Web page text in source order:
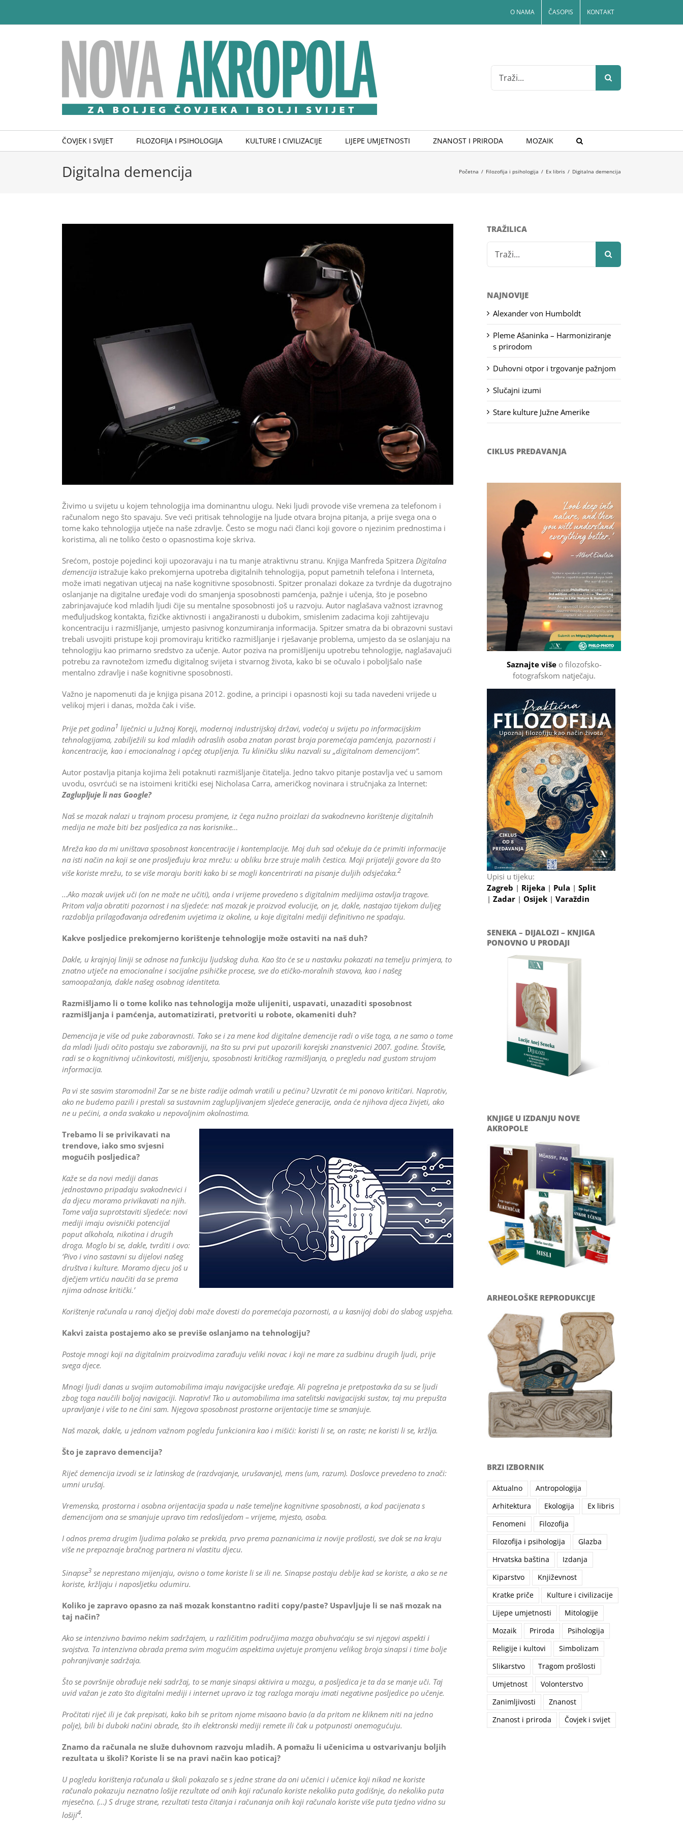
content
O NAMA ČASOPIS KONTAKT
Search
for:
ČOVJEK I SVIJET FILOZOFIJA I PSIHOLOGIJA KULTURE I CIVILIZACIJE LIJEPE UMJETNOSTI ZNANOST I PRIRODA MOZAIK
Digitalna demencija Početna / Filozofija i psihologija / Ex libris / Digitalna demencija
Živimo u svijetu u kojem tehnologija ima dominantnu ulogu. Neki ljudi provode više vremena za telefonom i
računalom nego što spavaju. Sve veći pritisak tehnologije na ljude otvara brojna pitanja, a prije svega ona o
tome kako tehnologija utječe na naše zdravlje. Često se mogu naći članci koji govore o njezinim prednostima i
koristima, ali ne toliko često o opasnostima koje skriva.
Srećom, postoje pojedinci koji upozoravaju i na tu manje atraktivnu stranu. Knjiga Manfreda Spitzera Digitalna
demencija istražuje kako prekomjerna upotreba digitalnih tehnologija, poput pametnih telefona i Interneta,
može imati negativan utjecaj na naše kognitivne sposobnosti. Spitzer pronalazi dokaze za tvrdnje da dugotrajno
oslanjanje na digitalne uređaje vodi do smanjenja sposobnosti pamćenja, pažnje i učenja, što je posebno
zabrinjavajuće kod mladih ljudi čije su mentalne sposobnosti još u razvoju. Autor naglašava važnost izravnog
međuljudskog kontakta, fizičke aktivnosti i angažiranosti u dubokim, smislenim zadacima koji zahtijevaju
koncentraciju i razmišljanje, umjesto pasivnog konzumiranja informacija. Spitzer smatra da bi obrazovni sustavi
trebali usvojiti pristupe koji promoviraju kritičko razmišljanje i rješavanje problema, umjesto da se oslanjaju na
tehnologiju kao primarno sredstvo za učenje. Autor poziva na promišljeniju upotrebu tehnologije, naglašavajući
potrebu za ravnotežom između digitalnog svijeta i stvarnog života, kako bi se očuvalo i poboljšalo naše
mentalno zdravlje i naše kognitivne sposobnosti.
Važno je napomenuti da je knjiga pisana 2012. godine, a principi i opasnosti koji su tada navedeni vrije­de u
velikoj mjeri i danas, možda čak i više.
Prije pet godina1 liječnici u Južnoj Koreji, modernoj industrijskoj državi, vodećoj u svijetu po informacijskim
tehnologijama, zabilježili su kod mladih odraslih osoba znatan porast broja poremećaja pamćenja, pozornosti i
koncentracije, kao i emocionalnog i općeg otupljenja. Tu kliničku sliku nazvali su „digitalnom demencijom“.
Autor postavlja pitanja kojima želi potaknuti razmišljanje čitatelja. Jedno takvo pitanje postavlja već u samom
uvodu, osvrćući se na istoimeni kritički esej Nicholasa Carra, američkog novinara i stručnjaka za Internet:
Zaglupljuje li nas Google?
Naš se mozak nalazi u trajnom procesu promjene, iz čega nužno proizlazi da svakodnevno korištenje digitalnih
medija ne može biti bez posljedica za nas korisnike…
Mreža kao da mi uništava sposobnost koncentracije i kontemplacije. Moj duh sad očekuje da će primiti informacije
na isti način na koji se one prosljeđuju kroz mrežu: u obliku brze struje malih čestica. Moji prijatelji govore da što
više koriste mrežu, to se više moraju boriti kako bi se mogli koncentrirati na pisanje duljih odsječaka.2
…Ako mozak uvijek uči (on ne može ne učiti), onda i vrijeme provedeno s digitalnim medijima ostavlja tragove.
Pritom valja obratiti pozornost i na sljedeće: naš mozak je proizvod evolucije, on je, dakle, nastajao tijekom duljeg
razdoblja prilagođavanja određenim uvjetima iz okoline, u koje digitalni mediji definitivno ne spadaju.
Kakve posljedice prekomjerno korištenje tehnologije može ostaviti na naš duh?
Dakle, u krajnjoj liniji se odnose na funkciju ljudskog duha. Kao što će se u nastavku pokazati na temelju primjera, to
znatno utječe na emocionalne i socijalne psihičke procese, sve do etičko-moralnih stavova, kao i našeg
samoopažanja, dakle našeg osobnog identiteta.
Razmišljamo li o tome koliko nas tehnologija može ulijeniti, uspavati, unazaditi sposobnost
razmišljanja i pamćenja, automatizirati, pretvoriti u robote, okameniti duh?
Demencija je više od puke zaboravnosti. Tako se i za mene kod digitalne demencije radi o više toga, a ne samo o tome
da mladi ljudi očito postaju sve zaboravniji, na što su prvi put upozorili korejski znanstvenici 2007. godine. Štoviše,
radi se o kognitivnoj učinkovitosti, mišljenju, sposobnosti kritičkog razmišljanja, o pregledu nad gustom strujom
informacija.
Pa vi ste sasvim staromodni! Zar se ne biste radije odmah vratili u pećinu? Uzvratit će mi ponovo kritičari. Naprotiv,
ako ne budemo pazili i prestali sa sustavnim zaglupljivanjem sljedeće generacije, onda će njihova djeca živjeti, ako
ne u pećini, a onda svakako u nepovoljnim okolnostima.
Trebamo li se privikavati na
trendove, iako smo svjesni
mogućih posljedica?
Kaže se da novi mediji danas
jednostavno pripadaju svakodnevici i
da djecu moramo privikavati na njih.
Tome valja suprotstaviti sljedeće: novi
mediji imaju ovisnički potencijal
poput alkohola, nikotina i drugih
droga. Moglo bi se, dakle, tvrditi i ovo:
‘Pivo i vino sastavni su dijelovi našeg
društva i kulture. Moramo djecu još u
dječjem vrtiću naučiti da se prema
njima odnose kritički.’
Korištenje računala u ranoj dječjoj dobi može dovesti do poremećaja pozornosti, a u kasnijoj dobi do slabog uspjeha.
Kakvi zaista postajemo ako se previše oslanjamo na tehnologiju?
Postoje mnogi koji na digitalnim proizvodima zarađuju veliki novac i koji ne mare za sudbinu drugih ljudi, prije
svega djece.
Mnogi ljudi danas u svojim automobilima imaju navigacijske uređaje. Ali pogrešna je pretpostavka da su se ljudi
zbog toga naučili boljoj navigaciji. Naprotiv! Tko u automobilima ima satelitski navigacijski sustav, taj mu prepušta
upravljanje i više to ne čini sam. Njegova sposobnost prostorne orijentacije time se smanjuje.
Naš mozak, dakle, u jednom važnom pogledu funkcionira kao i mišići: koristi li se, on raste; ne koristi li se, kržlja.
Što je zapravo demencija?
Riječ demencija izvodi se iz latinskog de (razdvajanje, urušavanje), mens (um, razum). Doslovce prevedeno to znači:
umni urušaj.
Vremenska, prostorna i osobna orijentacija spada u naše temeljne kognitivne sposobnosti, a kod pacijenata s
demencijom ona se smanjuje upravo tim redoslijedom – vrijeme, mjesto, osoba.
I odnos prema drugim ljudima polako se prekida, prvo prema poznanicima iz novije prošlosti, sve dok se na kraju
više ne prepoznaje bračnog partnera ni vlastitu djecu.
Sinapse3 se neprestano mijenjaju, ovisno o tome koriste li se ili ne. Sinapse postaju deblje kad se koriste, a ako se ne
koriste, kržljaju i naposljetku odumiru.
Koliko je zapravo opasno za naš mozak konstantno raditi copy/paste? Uspavljuje li se naš mozak na
taj način?
Ako se intenzivno bavimo nekim sadržajem, u različitim područjima mozga obuhvaćaju se svi njegovi aspekti i
svojstva. Ta intenzivna obrada prema svim mogućim aspektima uvjetuje promjenu velikog broja sinapsi i time bolje
pohranjivanje sadržaja.
Što se površnije obrađuje neki sadržaj, to se manje sinapsi aktivira u mozgu, a posljedica je ta da se manje uči. Taj
uvid važan je zato što digitalni mediji i internet upravo iz tog razloga moraju imati negativne posljedice po učenje.
Pročitati riječ ili je čak prepisati, kako bih se pritom njome misaono bavio (a da pritom ne kliknem niti na jedno
polje), bili bi duboki načini obrade, što ih elektronski mediji remete ili čak u potpunosti onemogućuju.
Znamo da računala ne služe duhovnom razvoju mladih. A pomažu li učenicima u ostvarivanju boljih
rezultata u školi? Koriste li se na pravi način kao poticaj?
U pogledu korištenja računala u školi pokazalo se s jedne strane da oni učenici i učenice koji nikad ne koriste
računalo pokazuju neznatno lošije rezultate od onih koji računalo koriste nekoliko puta godišnje, do nekoliko puta
mjesečno. (…) S druge strane, rezultati testa čitanja i računanja onih koji računalo koriste više puta tjedno vidno su
lošiji4.
TRAŽILICA
for:
NAJNOVIJE
Alexander von Humboldt
Pleme Ašaninka – Harmoniziranje
s prirodom
Duhovni otpor i trgovanje pažnjom
Slučajni izumi
Stare kulture Južne Amerike
CIKLUS PREDAVANJA
Saznajte višeo filozofsko-
fotografskom natječaju.
Upisi u tijeku:
Zagreb | Rijeka | Pula | Split
| Zadar | Osijek | Varaždin
SENEKA – DIJALOZI – KNJIGA
PONOVNO U PRODAJI
KNJIGE U IZDANJU NOVE
AKROPOLE
ARHEOLOŠKE REPRODUKCIJE
BRZI IZBORNIK
Aktualno
Antropologija
Arhitektura
Ekologija
Ex libris
Fenomeni
Filozofija
Filozofija i psihologija
Glazba
Hrvatska baština
Izdanja
Kiparstvo
Književnost
Kratke priče
Kulture i civilizacije
Lijepe umjetnosti
Mitologije
Mozaik
Priroda
Psihologija
Religije i kultovi
Simbolizam
Slikarstvo
Tragom prošlosti
Umjetnost
Volonterstvo
Zanimljivosti
Znanost
Znanost i priroda
Čovjek i svijet